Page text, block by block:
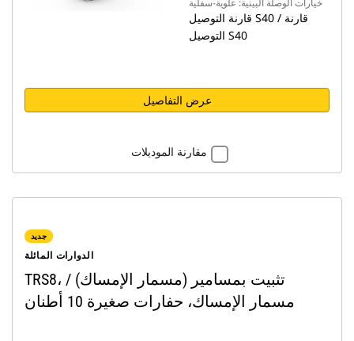
خيارات الوصلة البينية: علوية-سفلية
قارنة التوصيل S40 / قارنة
التوصيل S40
عرض التفاصيل
مقارنة الموديلات
جديد
الدوارات المائلة
TRS8، تثبيت بمسامير (مسمار الإمساك) /
مسمار الإمساك، حفارات صغيرة 10 أطنان